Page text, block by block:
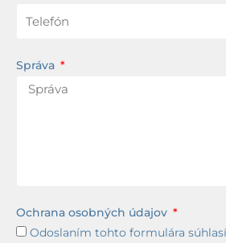
Správa
Ochrana osobných údajov
Odoslaním tohto formulára